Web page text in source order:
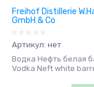
Freihof Distillerie
GmbH & Co
Артикул: нет
Водка Нефть белая
Vodka Neft white